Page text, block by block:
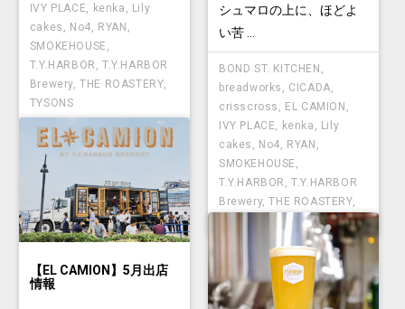
IVY PLACE, kenka , Lily
cakes , No4, RYAN ,
SMOKEHOUSE ,
T.Y.HARBOR ,T.Y.HARBOR
Brewery,THE ROASTERY,
TYSONS
シュマロの上に、ほどよ
い苦 ...
BOND ST. KITCHEN ,
breadworks , CICADA,
crisscross , EL CAMION ,
IVY PLACE, kenka , Lily
cakes , No4, RYAN ,
SMOKEHOUSE ,
T.Y.HARBOR ,T.Y.HARBOR
Brewery,THE ROASTERY,
【EL CAMION】5月出店
情報